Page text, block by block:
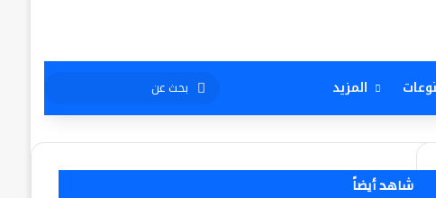
المزيد
بحث
عن
شاهد أيضاً